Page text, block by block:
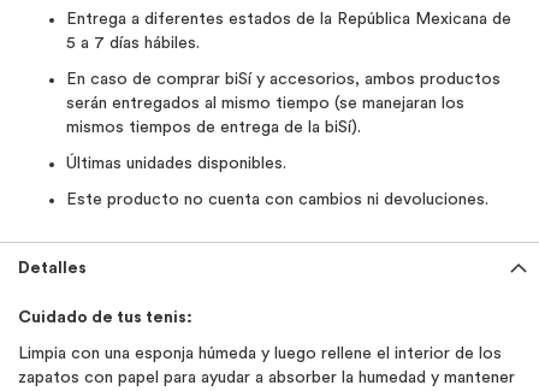
Entrega a diferentes estados de la República Mexicana de
5 a 7 días hábiles.
En caso de comprar biSí y accesorios, ambos productos
serán entregados al mismo tiempo (se manejaran los
mismos tiempos de entrega de la biSí).
Últimas unidades disponibles.
Este producto no cuenta con cambios ni devoluciones.
Detalles
Cuidado de tus tenis:
Limpia con una esponja húmeda y luego rellene el interior de los
zapatos con papel para ayudar a absorber la humedad y mantener